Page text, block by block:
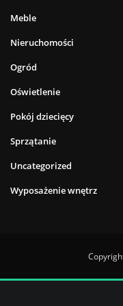
Meble
Nieruchomości
Ogród
Oświetlenie
Pokój dziecięcy
Sprzątanie
Uncategorized
Wyposażenie wnętrz